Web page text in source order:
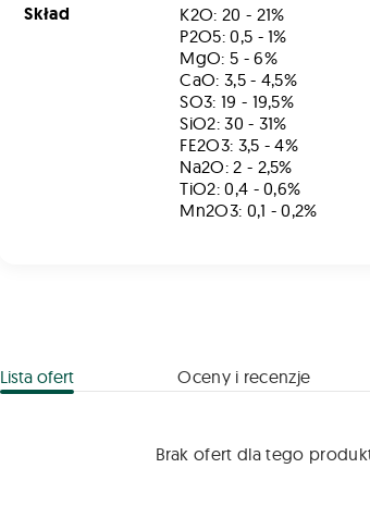
Skład
K2O: 20 - 21%
P2O5: 0,5 - 1%
MgO: 5 - 6%
CaO: 3,5 - 4,5%
SO3: 19 - 19,5%
SiO2: 30 - 31%
FE2O3: 3,5 - 4%
Na2O: 2 - 2,5%
TiO2: 0,4 - 0,6%
Mn2O3: 0,1 - 0,2%
Lista ofert Oceny i recenzje
Brak ofert dla tego